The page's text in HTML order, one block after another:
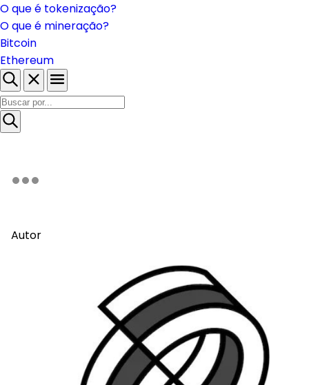
O que é tokenização?
O que é mineração?
Bitcoin
Ethereum
Autor